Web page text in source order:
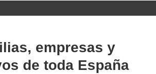
empresas y
de toda España